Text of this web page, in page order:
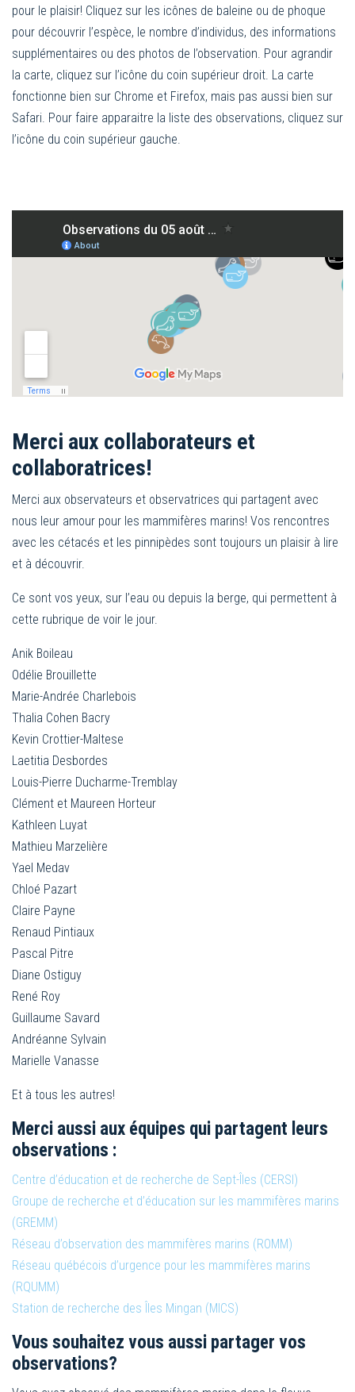
pour le plaisir! Cliquez sur les icônes de baleine ou de phoque
pour découvrir l’espèce, le nombre d’individus, des informations
supplémentaires ou des photos de l’observation. Pour agrandir
la carte, cliquez sur l’icône du coin supérieur droit. La carte
fonctionne bien sur Chrome et Firefox, mais pas aussi bien sur
Safari. Pour faire apparaitre la liste des observations, cliquez sur
l’icône du coin supérieur gauche.
Merci aux collaborateurs et
collaboratrices!
Merci aux observateurs et observatrices qui partagent avec
nous leur amour pour les mammifères marins! Vos rencontres
avec les cétacés et les pinnipèdes sont toujours un plaisir à lire
et à découvrir.
Ce sont vos yeux, sur l’eau ou depuis la berge, qui permettent à
cette rubrique de voir le jour.
Anik Boileau
Odélie Brouillette
Marie-Andrée Charlebois
Thalia Cohen Bacry
Kevin Crottier-Maltese
Laetitia Desbordes
Louis-Pierre Ducharme-Tremblay
Clément et Maureen Horteur
Kathleen Luyat
Mathieu Marzelière
Yael Medav
Chloé Pazart
Claire Payne
Renaud Pintiaux
Pascal Pitre
Diane Ostiguy
René Roy
Guillaume Savard
Andréanne Sylvain
Marielle Vanasse
Et à tous les autres!
Merci aussi aux équipes qui partagent leurs
observations :
Centre d’éducation et de recherche de Sept-Îles (CERSI)
Groupe de recherche et d’éducation sur les mammifères marins
(GREMM)
Réseau d’observation des mammifères marins (ROMM)
Réseau québécois d’urgence pour les mammifères marins
(RQUMM)
Station de recherche des Îles Mingan (MICS)
Vous souhaitez vous aussi partager vos
observations?